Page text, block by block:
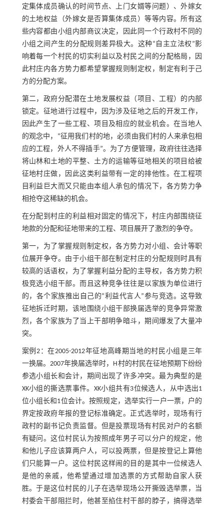
定集体成员确认的时间节点、上门女婿等问题）、外嫁女
的土地权益（外嫁女是否算集体成员）等等内容。所有这
些内容都由小组内部商议决定，因此同一个行政村不同的
小组之间产生的分配规则差异极大。这种“自主立法权”影
响着每一个村民的切实利益以及村民之间的分配格局，因
此村庄内各方势力都希望掌握规则制定权，制定有利于己
方的分配方案。
第二，政府分配潜在土地发展权益（项目、工程）的内部
锁定。征地进行过程中，因为涉及征地之后的开发工作，
因此产生了一些工程、项目及相应的就业机会。在当地人
的观念中，“征用我们村的地，必须由我们村的人来承包相
应的工程，外人不得插手”。为了方便管理，政府往往选择
将山林和土地的平整、土方的运输等征地相关的项目给被
征地村庄做，因此这类利益带有一定的排他性。在工程项
目利益巨大而又只能由本组人承包的情况下，各方势力争
相抢夺这稀缺的机会。
在分配到村庄的利益相对固定的情况下，村庄内部围绕征
地款的分配和征地带来的工程、项目展开了激烈的争夺。
第一，为了掌握规则制定权，各方势力对小组、会计等职
位展开争夺。由于小组干部在制定村庄的分配规则时具有
较高的话语权，为了掌握利益分配的主导权，各方势力积
极竞选小组干部。而且这种竞争往往是以家族为单位进行
的，各个家族推出自己的“利益代言人”参与竞选。这导致
征地拆迁时期，该地围绕小组干部换届选举的竞争异常激
烈，各个家族为了当上干部明争暗斗，期间爆发了大量冲
突。
案例2：在2005-2012年征地高峰期当地的村民小组是三年
一换届。2007年换届选举时，H村的村民在征地预期下纷纷
参选小组长和会计，期间出现了许多冲突。最为典型的是
XK小组的撕选票事件。XK小组共有3位候选人，从中选出1
位小组长和1位会计。按照规定，选举实行一户一票，户的
界定按政府年报的登记标准确定。正式选举时，现场有行
政村的副书记负责监督。但是投票现场有村民对户的名额
有疑问。这位村民认为按照成年男子可以分户的规定，他
和他儿子应该算两户人，可以投两票，但是按登记上算他
们只能算一户。这位村民这样闹的目的是其中一位候选人
是他的亲戚，他希望通过增加选票的方式帮助自家人获
胜。于是这位村民的儿子在选举现场公开撕毁选举票，当
村委会干部阻拦时，他甚至掐住村干部的脖子，搞得选举